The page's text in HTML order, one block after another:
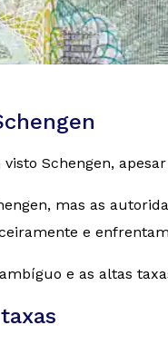
Schengen,
mas as
e
e as altas